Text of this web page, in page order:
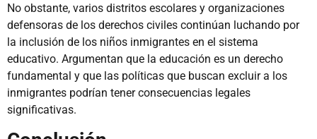
No obstante, varios distritos escolares y organizaciones
defensoras de los derechos civiles continúan luchando por
la inclusión de los niños inmigrantes en el sistema
educativo. Argumentan que la educación es un derecho
fundamental y que las políticas que buscan excluir a los
inmigrantes podrían tener consecuencias legales
significativas.